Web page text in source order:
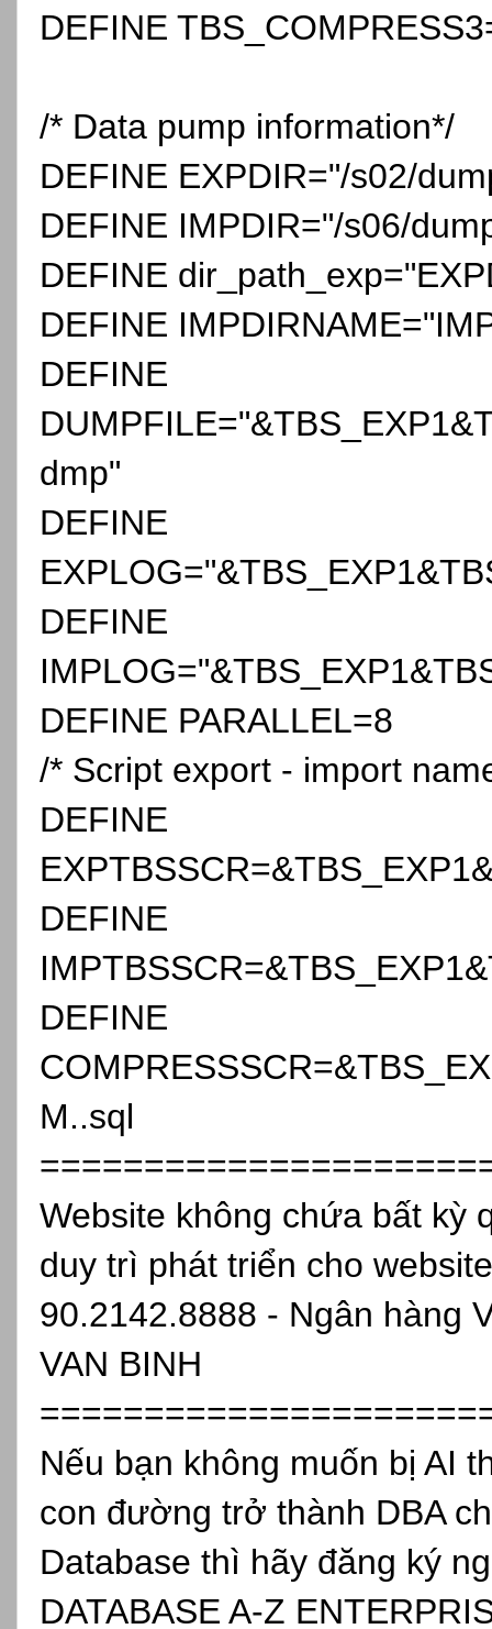
DEFINE
/* Data pump information*/
DEFINE EXPDIR="/s02/
DEFINE IMPDIR="/s06/
DEFINE
DEFINE
DEFINE
dmp"
DEFINE
DEFINE
DEFINE PARALLEL=8
/* Script export - import
DEFINE
DEFINE
DEFINE
M..sql
Website không chứa bất kỳ
duy trì phát triển cho
90.2142.8888 - Ngân hàng
VAN BINH
Nếu bạn không muốn bị AI
con đường trở thành DBA
Database thì hãy đăng ký
DATABASE A-Z